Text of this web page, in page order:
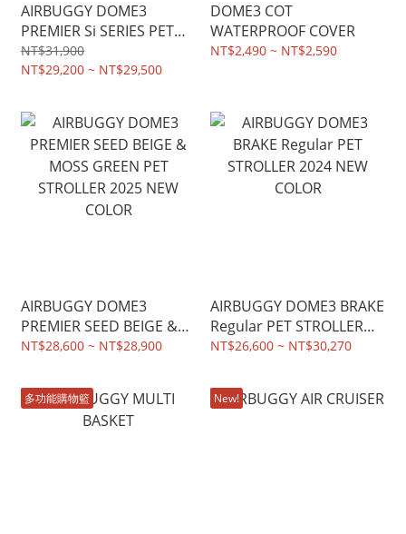
AIRBUGGY DOME3
PREMIER Si SERIES PET
STROLLER
NT$31,900
NT$29,200 ~ NT$29,500
DOME3 COT
WATERPROOF COVER
NT$2,490 ~ NT$2,590
AIRBUGGY DOME3
PREMIER SEED BEIGE &
MOSS GREEN PET
COLOR
NT$28,600 ~ NT$28,900
AIRBUGGY DOME3 BRAKE
Regular PET STROLLER
2024 NEW COLOR
NT$26,600 ~ NT$30,270
多功能購物籃 New!